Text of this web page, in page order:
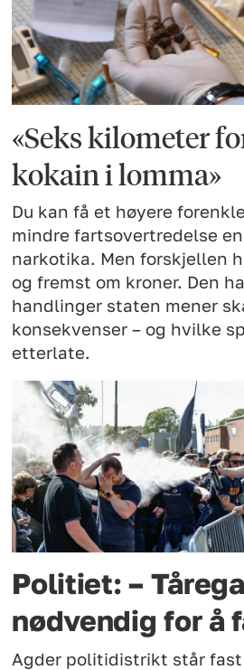
«Seks kilometer
kokain i lomma»
Du kan få et høyere
mindre fartsovertredelse
narkotika. Men forskjellen
og fremst om kroner. Den
handlinger staten mener
konsekvenser – og hvilke
etterlate.
Politiet: –
nødvendig for å
Agder politidistrikt står